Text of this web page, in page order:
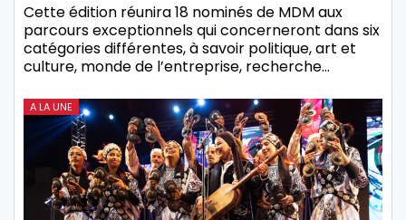
Cette édition réunira 18 nominés de MDM aux
parcours exceptionnels qui concerneront dans six
catégories différentes, à savoir politique, art et
culture, monde de l’entreprise, recherche…
A LA UNE